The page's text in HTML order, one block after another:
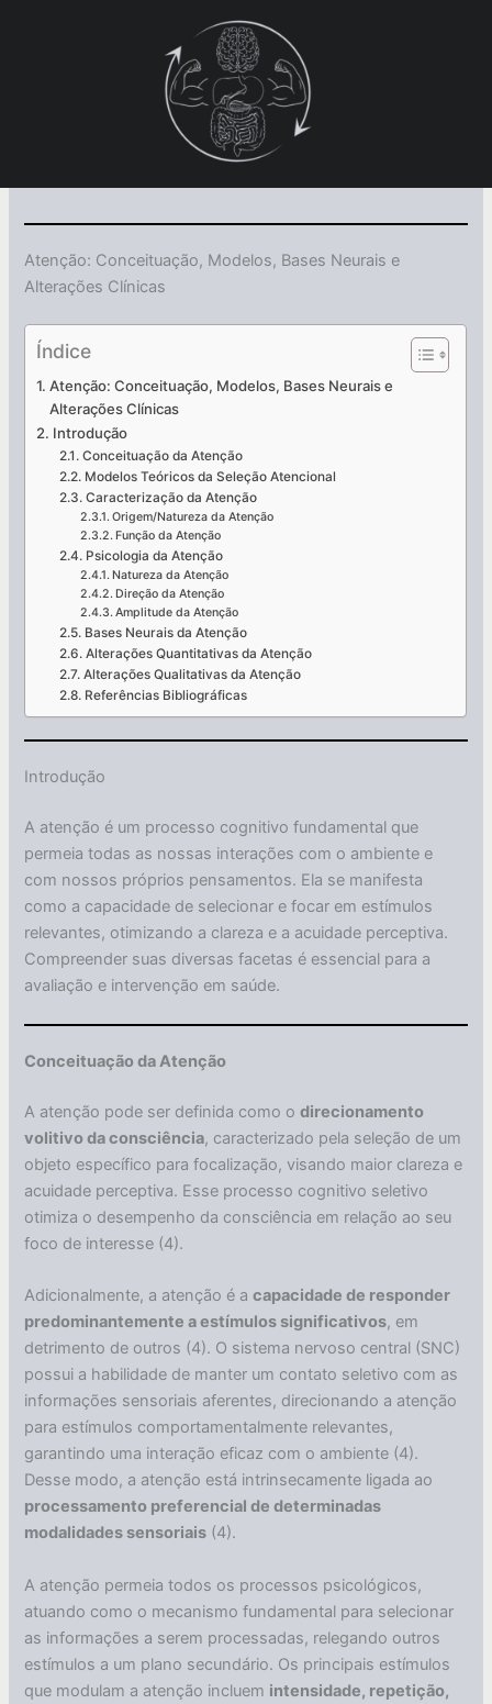
Atenção: Conceituação, Modelos, Bases Neurais e
Alterações Clínicas
Índice
Atenção: Conceituação, Modelos, Bases Neurais e
Alterações Clínicas
Introdução
Conceituação da Atenção
Modelos Teóricos da Seleção Atencional
Caracterização da Atenção
Origem/Natureza da Atenção
Função da Atenção
Psicologia da Atenção
Natureza da Atenção
Direção da Atenção
Amplitude da Atenção
Bases Neurais da Atenção
Alterações Quantitativas da Atenção
Alterações Qualitativas da Atenção
Referências Bibliográficas
Introdução
A atenção é um processo cognitivo fundamental que
permeia todas as nossas interações com o ambiente e
com nossos próprios pensamentos. Ela se manifesta
como a capacidade de selecionar e focar em estímulos
relevantes, otimizando a clareza e a acuidade perceptiva.
Compreender suas diversas facetas é essencial para a
avaliação e intervenção em saúde.
Conceituação da Atenção
A atenção pode ser definida como odirecionamento
volitivo da consciência, caracterizado pela seleção de um
objeto específico para focalização, visando maior clareza e
acuidade perceptiva. Esse processo cognitivo seletivo
otimiza o desempenho da consciência em relação ao seu
foco de interesse (4).
Adicionalmente, a atenção é acapacidade de responder
predominantemente a estímulos significativos, em
detrimento de outros (4). O sistema nervoso central (SNC)
possui a habilidade de manter um contato seletivo com as
informações sensoriais aferentes, direcionando a atenção
para estímulos comportamentalmente relevantes,
garantindo uma interação eficaz com o ambiente (4).
Desse modo, a atenção está intrinsecamente ligada ao
processamento preferencial de determinadas
modalidades sensoriais (4).
A atenção permeia todos os processos psicológicos,
atuando como o mecanismo fundamental para selecionar
as informações a serem processadas, relegando outros
estímulos a um plano secundário. Os principais estímulos
que modulam a atenção incluem intensidade, repetição,